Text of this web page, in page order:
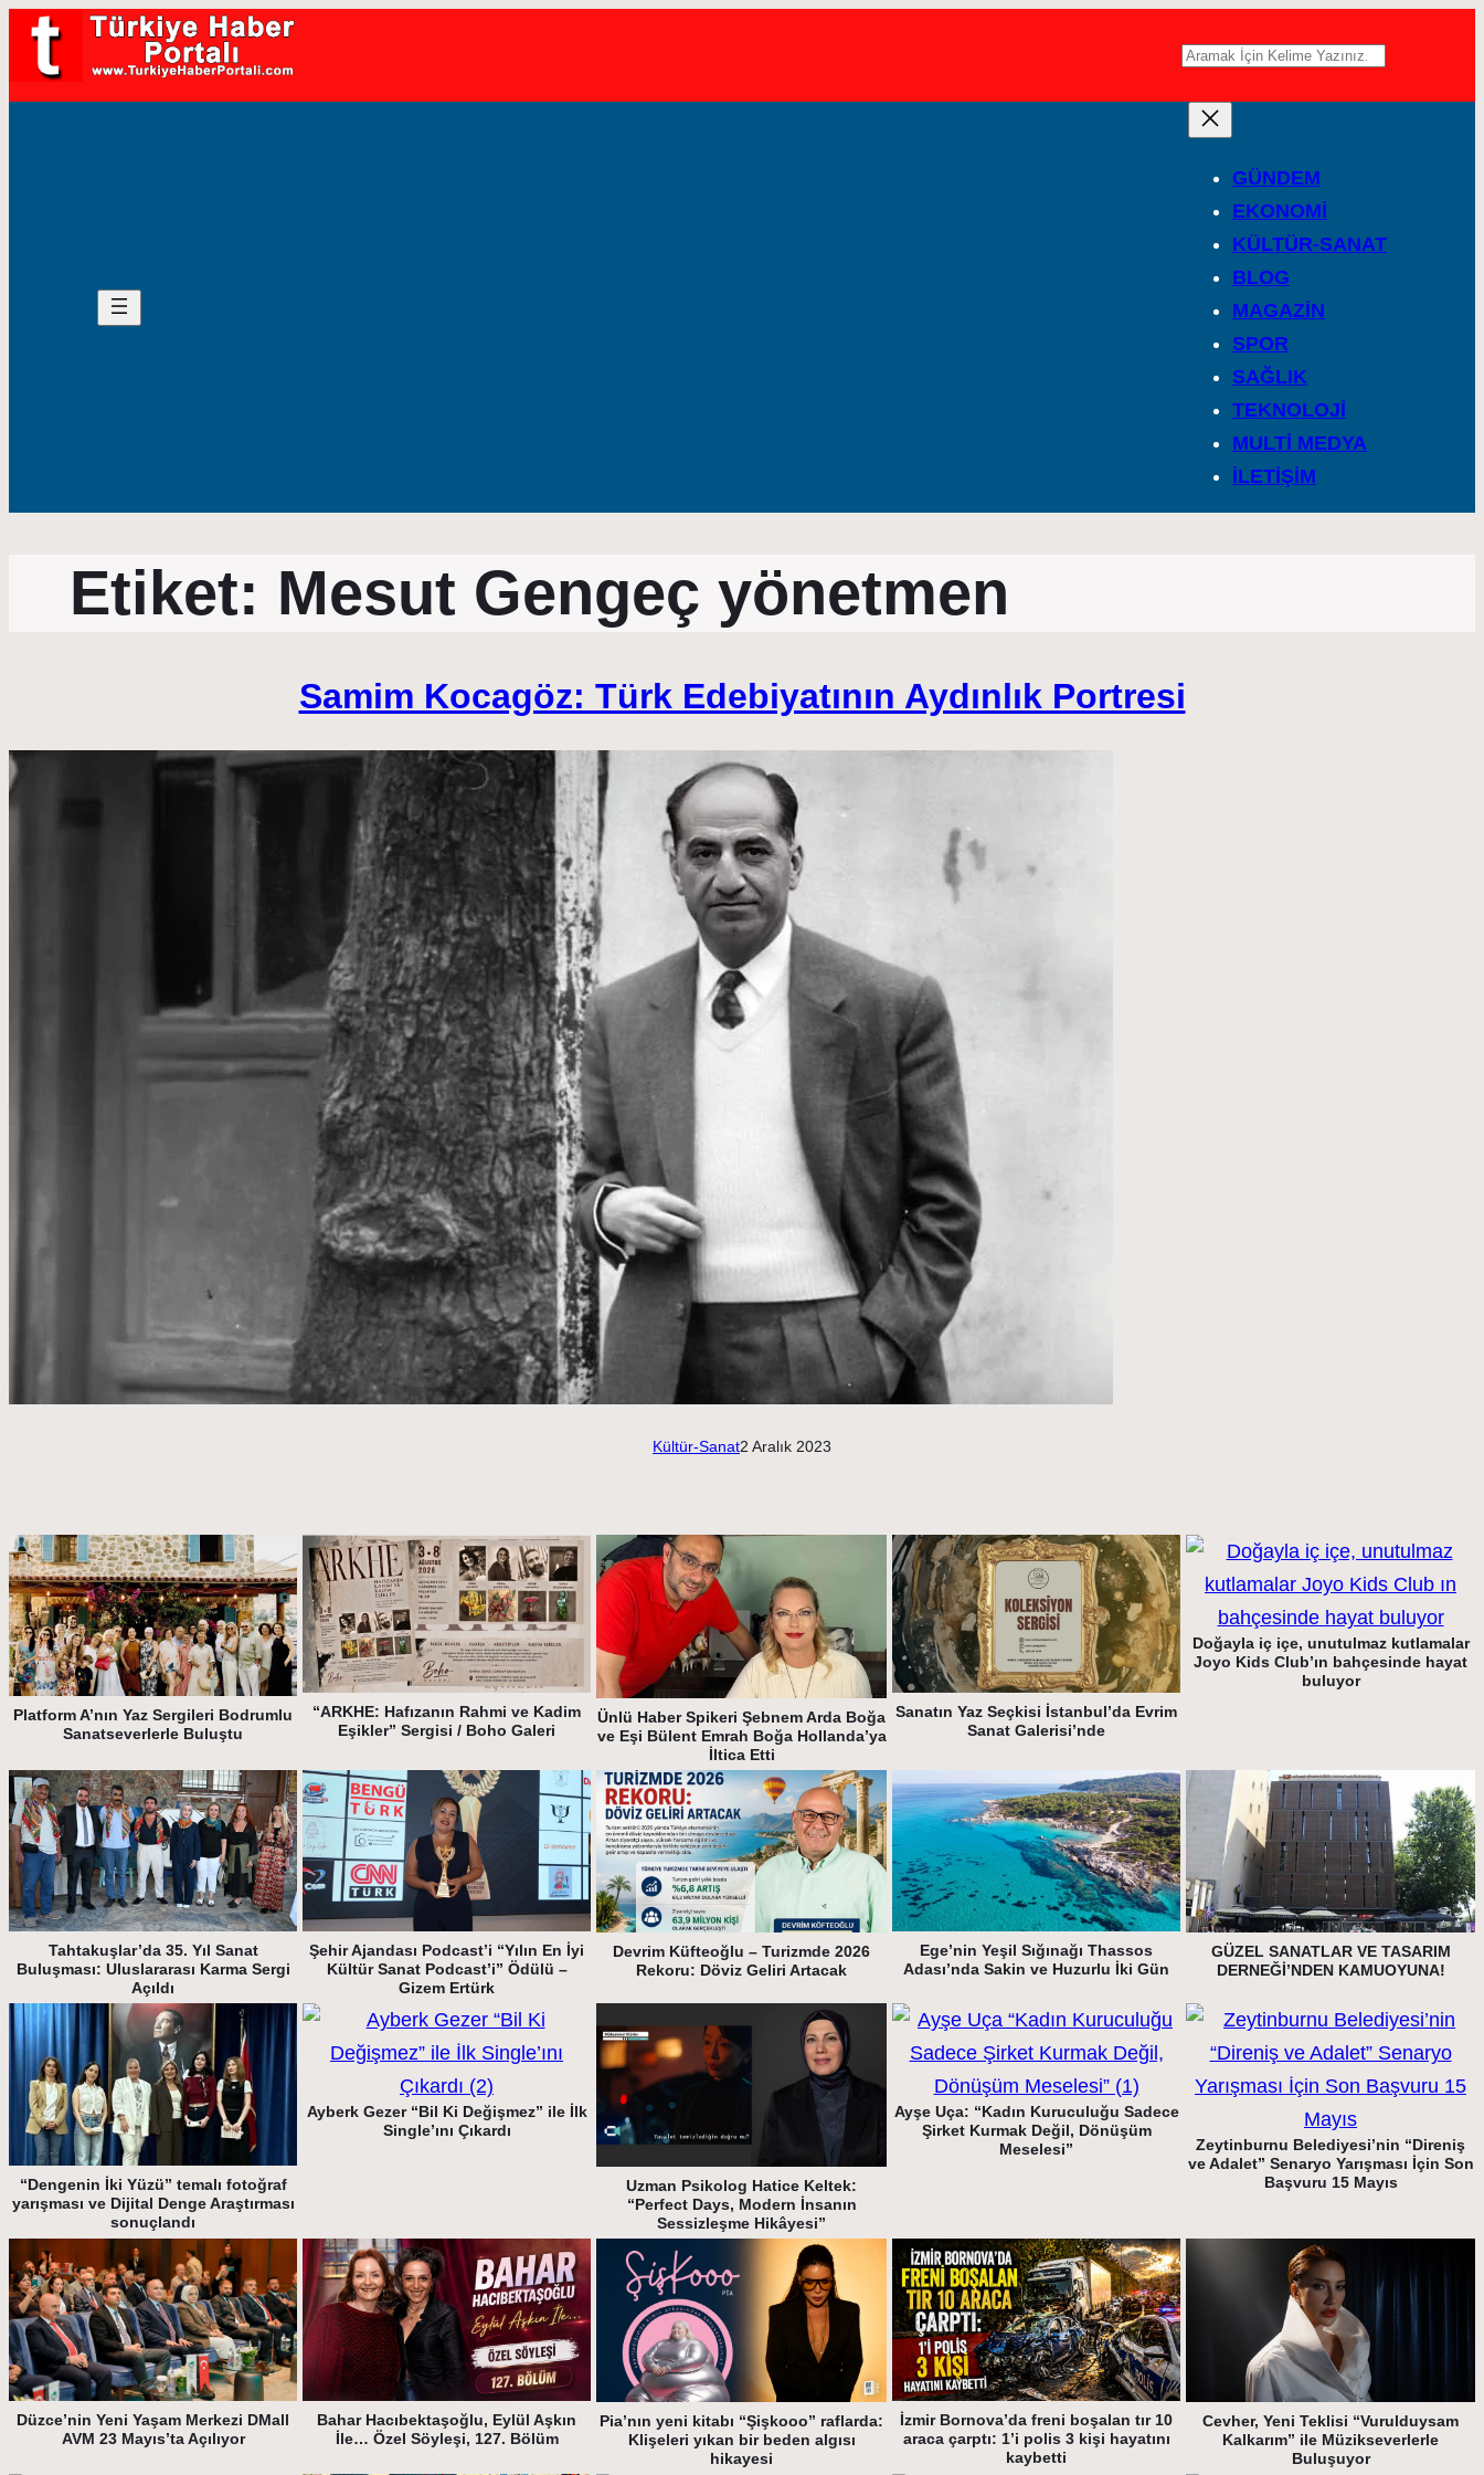
A
GÜNDEM
EKONOMİ
KÜLTÜR-SANAT
BLOG
MAGAZİN
SPOR
SAĞLIK
TEKNOLOJİ
MULTİ MEDYA
İLETİŞİM
Etiket: Mesut Gengeç yönetmen
Samim Kocagöz: Türk Edebiyatının Aydınlık Portresi
Kültür-Sanat2 Aralık 2023
Platform A’nın Yaz Sergileri Bodrumlu
Sanatseverlerle Buluştu
“ARKHE: Hafızanın Rahmi ve Kadim
Eşikler” Sergisi / Boho Galeri
Ünlü Haber Spikeri Şebnem Arda Boğa
ve Eşi Bülent Emrah Boğa Hollanda’ya
İltica Etti
Sanatın Yaz Seçkisi İstanbul’da Evrim
Sanat Galerisi’nde
Doğayla iç içe, unutulmaz kutlamalar
Joyo Kids Club’ın bahçesinde hayat
buluyor
Tahtakuşlar’da 35. Yıl Sanat
Buluşması: Uluslararası Karma Sergi
Açıldı
Şehir Ajandası Podcast’i “Yılın En İyi
Kültür Sanat Podcast’i” Ödülü –
Gizem Ertürk
Devrim Küfteoğlu – Turizmde 2026
Rekoru: Döviz Geliri Artacak
Ege’nin Yeşil Sığınağı Thassos
Adası’nda Sakin ve Huzurlu İki Gün
GÜZEL SANATLAR VE TASARIM
DERNEĞİ’NDEN KAMUOYUNA!
“Dengenin İki Yüzü” temalı fotoğraf
yarışması ve Dijital Denge Araştırması
sonuçlandı
Ayberk Gezer “Bil Ki Değişmez” ile İlk
Single’ını Çıkardı
Uzman Psikolog Hatice Keltek:
“Perfect Days, Modern İnsanın
Sessizleşme Hikâyesi”
Ayşe Uça: “Kadın Kuruculuğu Sadece
Şirket Kurmak Değil, Dönüşüm
Meselesi”
Zeytinburnu Belediyesi’nin “Direniş
ve Adalet” Senaryo Yarışması İçin Son
Başvuru 15 Mayıs
Düzce’nin Yeni Yaşam Merkezi DMall
AVM 23 Mayıs’ta Açılıyor
Bahar Hacıbektaşoğlu, Eylül Aşkın
İle… Özel Söyleşi, 127. Bölüm
Pia’nın yeni kitabı “Şişkooo” raflarda:
Klişeleri yıkan bir beden algısı
hikayesi
İzmir Bornova’da freni boşalan tır 10
araca çarptı: 1’i polis 3 kişi hayatını
kaybetti
Cevher, Yeni Teklisi “Vurulduysam
Kalkarım” ile Müzikseverlerle
Buluşuyor